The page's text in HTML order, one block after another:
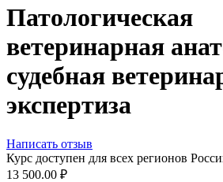
Патологическая
ветеринарная
судебная
экспертиза
Написать отзыв
Курс доступен для всех регионов
13 500.00 ₽